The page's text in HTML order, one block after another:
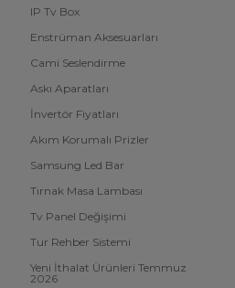
IP Tv Box
Enstrüman Aksesuarları
Cami Seslendirme
Askı Aparatları
İnvertör Fiyatları
Akım Korumalı Prizler
Samsung Led Bar
Tırnak Masa Lambası
Tv Panel Değişimi
Tur Rehber Sistemi
Yeni İthalat Ürünleri Temmuz
2026